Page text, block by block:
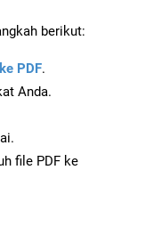
berikut:
PDF.
Anda.
file PDF ke